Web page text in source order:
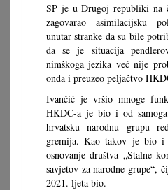
SP je u Drugoj republiki na
zagovarao asimilacijsku
unutar stranke da su bile
da se je situacija
nimškoga jezika već nije
onda i preuzeo peljačtvo
Ivančić je vršio mnoge
HKDC-a je bio i od
hrvatsku narodnu grupu
gremija. Kao takov je bio i
osnovanje društva „Stalne
savjetov za narodne grupe“,
2021. ljeta bio.